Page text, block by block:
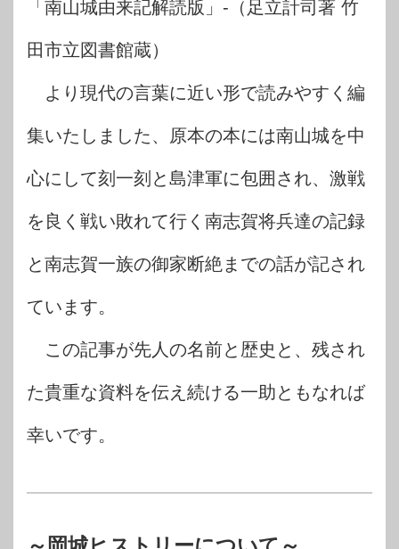
「南山城由来記解読版」-（足立計司著 竹
田市立図書館蔵）
より現代の言葉に近い形で読みやすく編
集いたしました、原本の本には南山城を中
心にして刻一刻と島津軍に包囲され、激戦
を良く戦い敗れて行く南志賀将兵達の記録
と南志賀一族の御家断絶までの話が記され
ています。
この記事が先人の名前と歴史と、残され
た貴重な資料を伝え続ける一助ともなれば
幸いです。